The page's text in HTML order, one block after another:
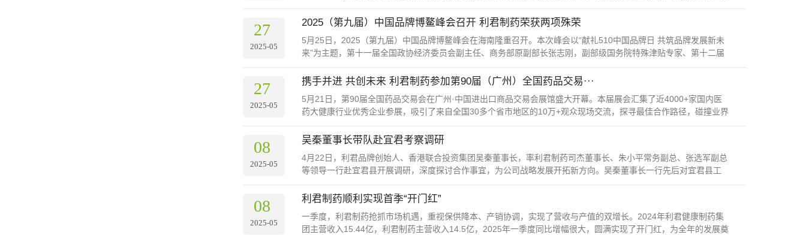
27
2025-05
2025（第九届）中国品牌博鳌峰会召开 利君制药荣获两项殊荣
5月25日，2025（第九届）中国品牌博鳌峰会在海南隆重召开。本次峰会以“献礼510中国品牌日 共筑品牌发展新未
来”为主题，第十一届全国政协经济委员会副主任、商务部原副部长张志刚，副部级国务院特殊津贴专家、第十二届
27
2025-05
携手并进 共创未来 利君制药参加第90届（广州）全国药品交易···
5月21日，第90届全国药品交易会在广州·中国进出口商品交易会展馆盛大开幕。本届展会汇集了近4000+家国内医
药大健康行业优秀企业参展，吸引了来自全国30多个省市地区的10万+观众现场交流，探寻最佳合作路径，碰撞业界
08
2025-05
吴秦董事长带队赴宜君考察调研
4月22日，利君品牌创始人、香港联合投资集团吴秦董事长，率利君制药司杰董事长、朱小平常务副总、张选军副总
等领导一行赴宜君县开展调研，深度探讨合作事宜，为公司战略发展开拓新方向。吴秦董事长一行先后对宜君县工
08
2025-05
利君制药顺利实现首季“开门红”
一季度，利君制药抢抓市场机遇，重视保供降本、产销协调，实现了营收与产值的双增长。2024年利君健康制药集
团主营收入15.44亿，利君制药主营收入14.5亿，2025年一季度同比增幅很大，圆满实现了开门红，为全年的发展奠